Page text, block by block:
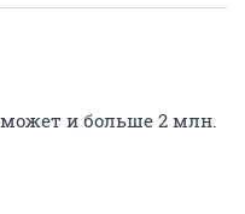
может и больше 2 млн.